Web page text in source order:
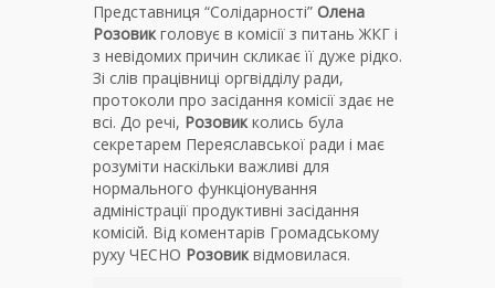
Представниця “Солідарності” Олена
Розовикголовує в комісії з питань ЖКГ і
з невідомих причин скликає її дуже рідко.
Зі слів працівниці оргвідділу ради,
протоколи про засідання комісії здає не
всі. До речі, Розовикколись була
секретарем Переяславської ради і має
розуміти наскільки важливі для
нормального функціонування
адміністрації продуктивні засідання
комісій. Від коментарів Громадському
руху ЧЕСНО Розовиквідмовилася.